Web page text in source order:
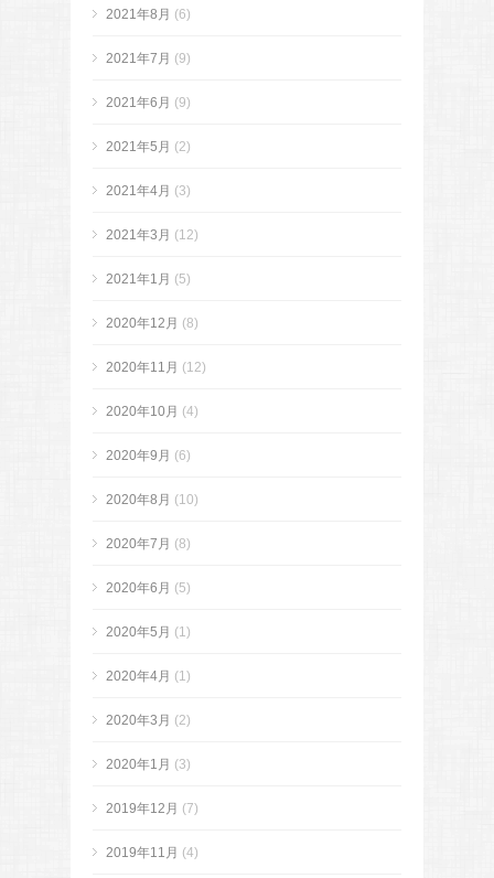
2021年8月 (6)
2021年7月 (9)
2021年6月 (9)
2021年5月 (2)
2021年4月 (3)
2021年3月 (12)
2021年1月 (5)
2020年12月 (8)
2020年11月 (12)
2020年10月 (4)
2020年9月 (6)
2020年8月 (10)
2020年7月 (8)
2020年6月 (5)
2020年5月 (1)
2020年4月 (1)
2020年3月 (2)
2020年1月 (3)
2019年12月 (7)
2019年11月 (4)